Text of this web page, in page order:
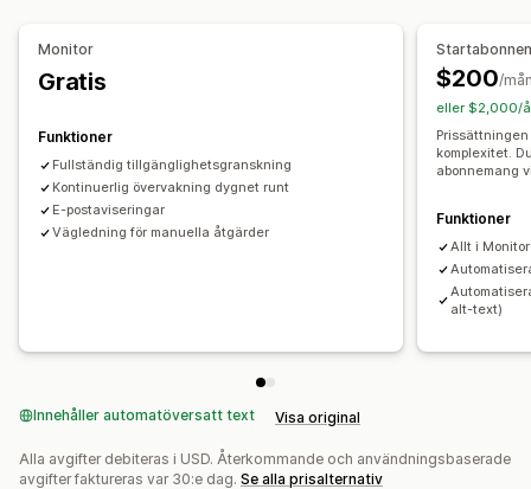
Monitor
Gratis
Funktioner
Fullständig tillgänglighetsgranskning
Kontinuerlig övervakning dygnet runt
E-postaviseringar
Vägledning för manuella åtgärder
$200/
eller $2,000/
komplexitet.
abonnemang
Funktioner
Allt i Monitor
alt-text)
Innehåller automatöversatt text Visa original
Alla avgifter debiteras i USD. Återkommande och användningsbaserade
avgifter faktureras var 30:e dag. Se alla prisalternativ